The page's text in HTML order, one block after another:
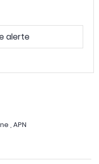
alerte
, APN